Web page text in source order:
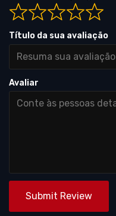
Título da sua avaliação
Avaliar
Submit Review